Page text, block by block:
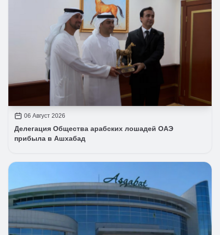
06 Август 2026
Делегация Общества арабских лошадей ОАЭ
прибыла в Ашхабад